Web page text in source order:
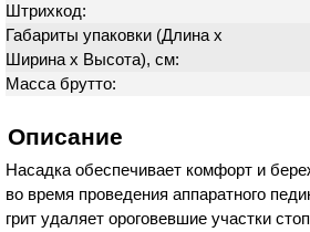
Штрихкод:
Габариты упаковки (Длина х
Ширина х Высота), см:
Масса брутто:
Описание
Насадка обеспечивает комфорт и
во время проведения аппаратного
грит удаляет ороговевшие участки